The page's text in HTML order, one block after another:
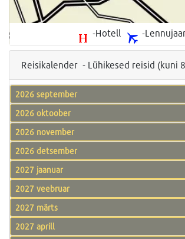
-Hotell -
Reisikalender - Lühikesed reisid (kuni
2026 september
2026 oktoober
2026 november
2026 detsember
2027 jaanuar
2027 veebruar
2027 märts
2027 aprill